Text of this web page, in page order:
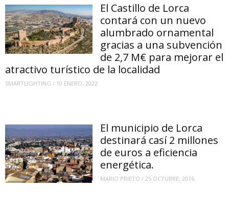
El Castillo de Lorca
contará con un nuevo
alumbrado ornamental
gracias a una subvención
de 2,7 M€ para mejorar el
atractivo turístico de la localidad
SMARTLIGHTING / 10 ENERO, 2022
El municipio de Lorca
destinará casí 2 millones
de euros a eficiencia
energética.
MARIO PRIETO /25 OCTUBRE, 2016